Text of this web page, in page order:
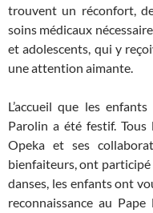
trouvent un réconfort,
soins médicaux
et adolescents, qui y
une attention aimante.
L’accueil que les
Parolin a été festif. Tous
Opeka et ses
bienfaiteurs, ont participé
danses, les enfants ont
reconnaissance au